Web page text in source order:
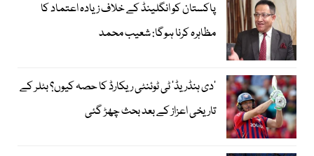
پاکستان کو انگلینڈ کے خلاف زیادہ اعتماد کا
مظاہرہ کرنا ہوگا: شعیب محمد
’دی ہنڈریڈ‘ ٹی ٹوئنٹی ریکارڈ کا حصہ کیوں؟ بٹلر کے
تاریخی اعزاز کے بعد بحث چھڑ گئی